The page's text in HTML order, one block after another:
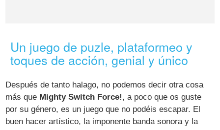
Un juego de puzle, plataformeo y
toques de acción, genial y único
Después de tanto halago, no podemos decir otra cosa
más que Mighty Switch Force!, a poco que os guste
por su género, es un juego que no podéis escapar. El
buen hacer artístico, la imponente banda sonora y la